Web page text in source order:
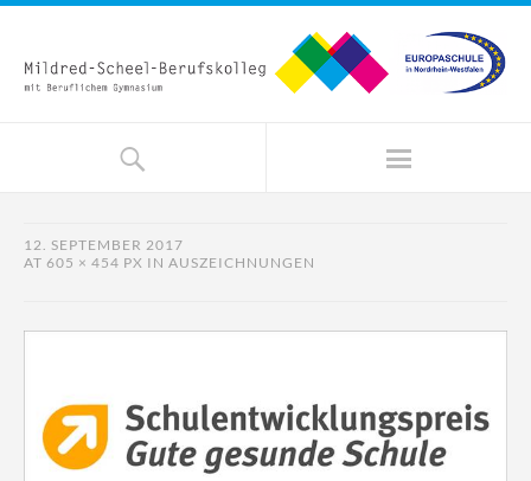
12. SEPTEMBER 2017
AT 605 × 454 PX IN AUSZEICHNUNGEN